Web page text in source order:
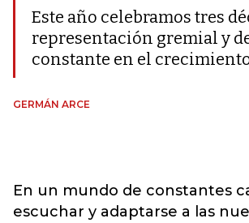
Este año celebramos tres
representación gremial y
constante en el
GERMÁN ARCE
En un mundo de constantes
escuchar y adaptarse a las